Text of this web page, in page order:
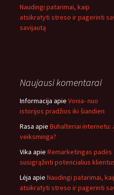
Naudingi patarimai, kaip
atsikratyti streso ir pagerinti
savijautą
Naujausi komentarai
Informacija apie Vonia- nuo
istorijos pradžios iki šiandien
Rasa apie Buhalteriai internetu:
veiksminga?
Vika apie Remarketingas padės
susigrąžinti potencialius
Lėja apie Naudingi patarimai,
atsikratyti streso ir pagerinti